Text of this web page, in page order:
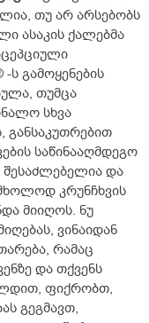
თუ არ არსებობს
ასაკის ქალებმა
ს გამოყენების
თუმცა
სხვა
განსაკუთრებით
საწინააღმდეგო
შესაძლებელია და
კრუნჩხვის
მიიღოს. ნუ
ვინაიდან
რამაც
და თქვენს
ფიქრობთ,
გეგმავთ,